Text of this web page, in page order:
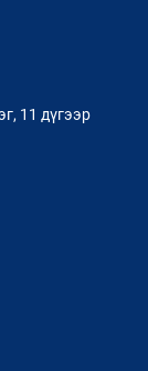
11 дүгээр